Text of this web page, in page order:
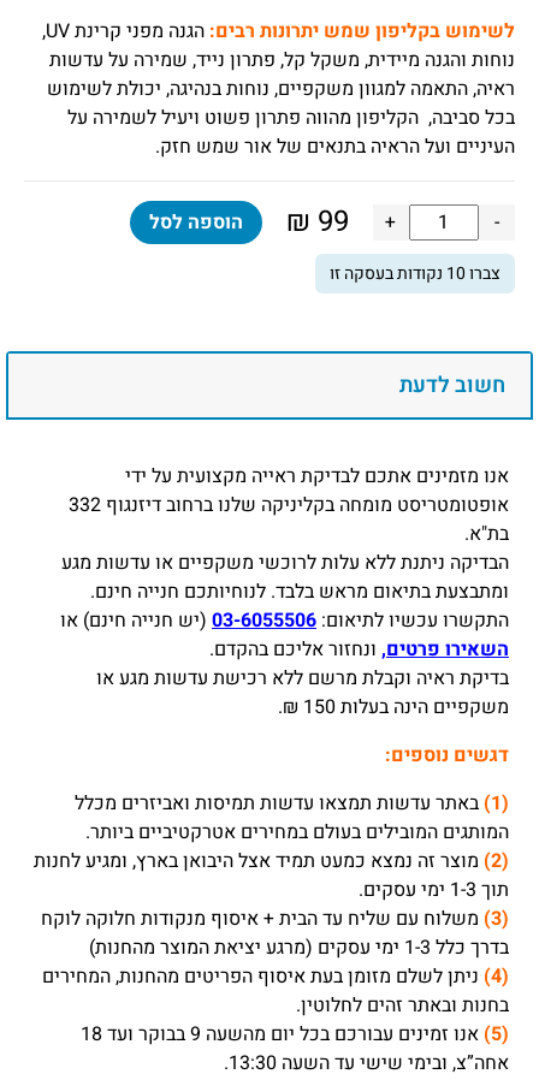
לשימוש בקליפון שמש יתרונות רבים:
הגנה מפני קרינת UV,
נוחות והגנה מיידית, משקל קל, פתרון נייד, שמירה על עדשות
ראיה, התאמה למגוון משקפיים, נוחות בנהיגה, יכולת לשימוש
בכל סביבה, הקליפון מהווה פתרון פשוט ויעיל לשמירה על
העיניים ועל הראיה בתנאים של אור שמש חזק.
-
כמות
של
קליפון
ראייה
להגנה
מפני
UV
מתחברים
למשקפיים
עם
קליפ
(FK
23)
+
99
₪ הוספה לסל
צברו10 נקודות בעסקה זו
חשוב לדעת
אנו מזמינים אתכם לבדיקת ראייה מקצועית על ידי
אופטומטריסט מומחה בקליניקה שלנו ברחוב דיזנגוף 332
בת"א.
הבדיקה ניתנת ללא עלות לרוכשי משקפיים או עדשות מגע
ומתבצעת בתיאום מראש בלבד. לנוחיותכם חנייה חינם.
התקשרו עכשיו לתיאום: 03-6055506 (יש חנייה חינם) או
השאירו פרטים, ונחזור אליכם בהקדם.
בדיקת ראיה וקבלת מרשם ללא רכישת עדשות מגע או
משקפיים הינה בעלות 150 ₪.
דגשים נוספים:
(1)
באתר עדשות תמצאו עדשות תמיסות ואביזרים מכלל
המותגים המובילים בעולם במחירים אטרקטיביים ביותר.
(2)
מוצר זה נמצא כמעט תמיד אצל היבואן בארץ, ומגיע לחנות
תוך 1-3 ימי עסקים.
(3)
משלוח עם שליח עד הבית + איסוף מנקודות חלוקה לוקח
בדרך כלל 1-3 ימי עסקים (מרגע יציאת המוצר מהחנות)
(4)
ניתן לשלם מזומן בעת איסוף הפריטים מהחנות, המחירים
בחנות ובאתר זהים לחלוטין.
(5)
אנו זמינים עבורכם בכל יום מהשעה 9 בבוקר ועד 18
אחה”צ, ובימי שישי עד השעה 13:30.